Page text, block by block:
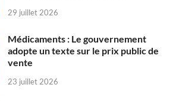
29 juillet 2026
Médicaments : Le gouvernement
adopte un texte sur le prix public de
vente
23 juillet 2026